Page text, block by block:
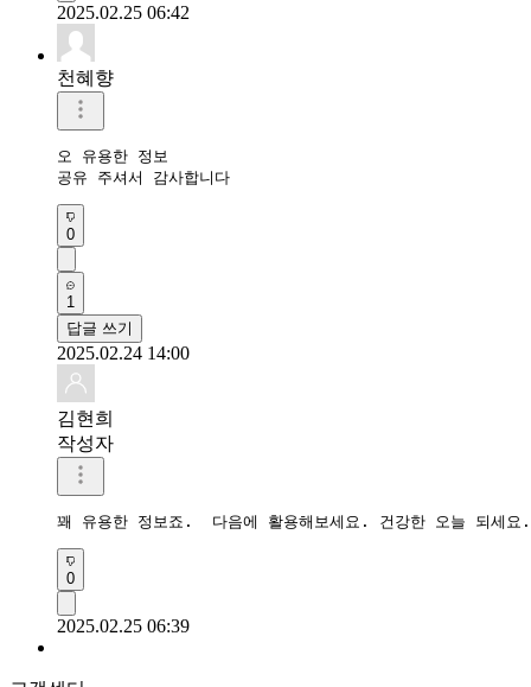
2025.02.25 06:42
천혜향
오 유용한 정보
공유 주셔서 감사합니다
0
1
답글 쓰기
2025.02.24 14:00
김현희
작성자
꽤 유용한 정보죠.  다음에 활용해보세요. 건강한 오늘 되세요.
0
2025.02.25 06:39